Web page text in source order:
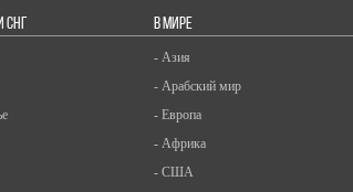
В МИРЕ
- Азия
- Арабский мир
- Европа
- Африка
- США